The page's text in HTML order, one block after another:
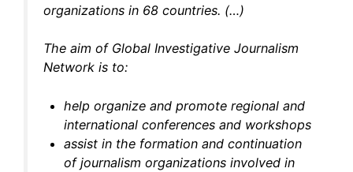
organizations in 68 countries. (…)
The aim of Global Investigative Journalism
Network is to:
help organize and promote regional and
international conferences and workshops
assist in the formation and continuation
of journalism organizations involved in